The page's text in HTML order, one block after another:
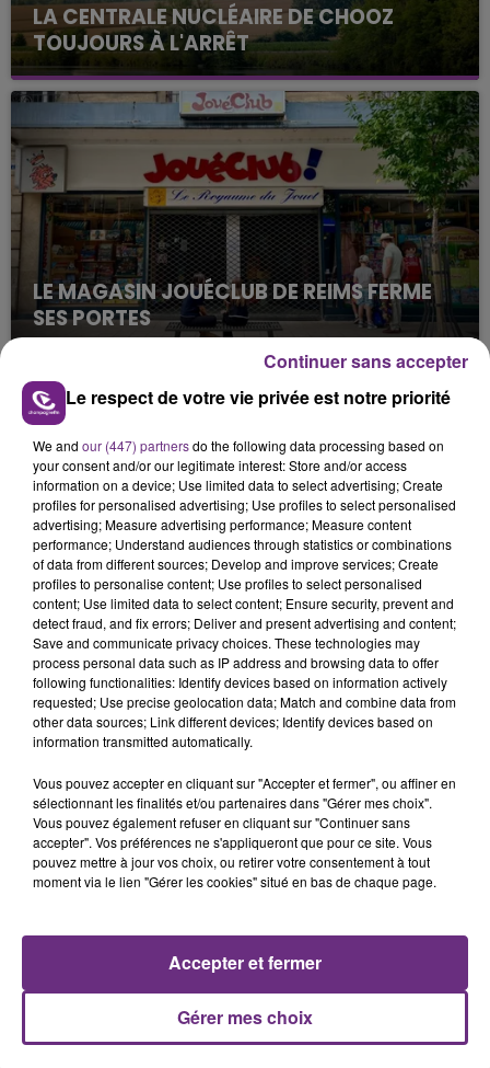
LA CENTRALE NUCLÉAIRE DE CHOOZ
TOUJOURS À L'ARRÊT
Cela fait déjà une semaine que la centrale
nucléaire ardennaise est à l'arrêt. Une situation
justifiée par la sécheresse intense qui est toujours
présente.
LE MAGASIN JOUÉCLUB DE REIMS FERME
SES PORTES
C'était l'une des institutions du centre-ville
rémois. Le magasin JouéClub est contraint de
fermer ses portes.
TITRES DIFFUSÉS
10h58
10h58
CHRISTOPHE WILLEM
Systaime
10h55
10h55
KPOP DEMON HUNTERS
Golden
10h48
10h48
La Traversee
10h44
10h44
Le respect de votre vie privée est notre priorité
We and our (447) partnersdo the following data processing based on
your consent and/or our legitimate interest: Store and/or access
information on a device; Use limited data to select advertising; Create
profiles for personalised advertising; Use profiles to select personalised
advertising; Measure advertising performance; Measure content
performance; Understand audiences through statistics or combinations
of data from different sources; Develop and improve services; Create
profiles to personalise content; Use profiles to select personalised
content; Use limited data to select content; Ensure security, prevent and
detect fraud, and fix errors; Deliver and present advertising and content;
Save and communicate privacy choices. These technologies may
process personal data such as IP address and browsing data to offer
following functionalities: Identify devices based on information actively
requested; Use precise geolocation data; Match and combine data from
other data sources; Link different devices; Identify devices based on
information transmitted automatically.
Vous pouvez accepter en cliquant sur "Accepter et fermer", ou affiner en
sélectionnant les finalités et/ou partenaires dans "Gérer mes choix".
Vous pouvez également refuser en cliquant sur "Continuer sans
accepter". Vos préférences ne s'appliqueront que pour ce site. Vous
pouvez mettre à jour vos choix, ou retirer votre consentement à tout
moment via le lien "Gérer les cookies" situé en bas de chaque page.
Gérer mes choix
Accepter et fermer
Continuer sans accepter